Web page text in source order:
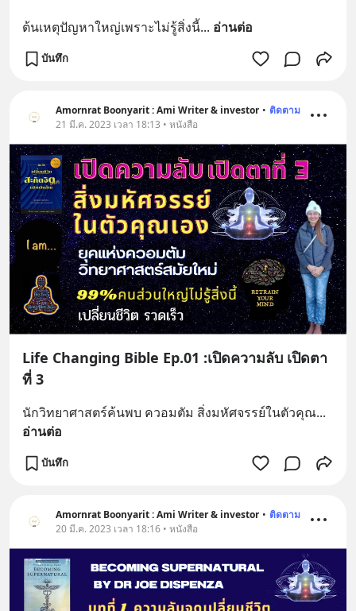
ต้นเหตุปัญหาใหญ่เพราะไม่รู้สิ่งนี้... อ่านต่อ
บันทึก
Amornrat Boonyarit : Ami Writer & investor • ติดตาม
21 มี.ค. 2023 เวลา 18:13 • หนังสือ
Life Changing Bible Ep.01 :เปิดความลับ เปิดตา
ที่ 3
นักวิทยาศาสตร์ค้นพบ ควอมตัม สิ่งมหัศจรรย์ในตัวคุณ
อ่านต่อ
บันทึก
Amornrat Boonyarit : Ami Writer & investor • ติดตาม
20 มี.ค. 2023 เวลา 18:16 • หนังสือ